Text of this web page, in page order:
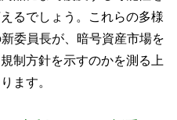
るでしょう。これらの多様
委員長が、暗号資産市場を
制方針を示すのかを測る上
ます。